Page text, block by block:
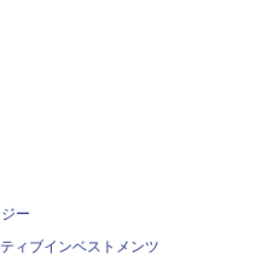
ー
ィブインベストメンツ